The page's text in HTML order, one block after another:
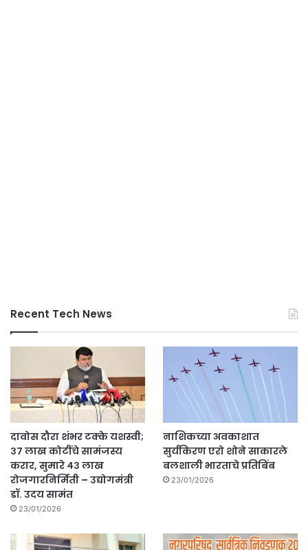
Recent Tech News
दावोस दौरा शंभर टक्के यशस्वी;
३७ लाख कोटींचे सामंजस्य
करार, सुमारे ४३ लाख
रोजगारनिर्मिती – उद्योगमंत्री
डॉ. उदय सामंत
23/01/2026
नाशिकच्या अवकाशात
सुर्यकिरण एरो शोने साकारले
बलशाली भारताचे प्रतिबिंब
23/01/2026